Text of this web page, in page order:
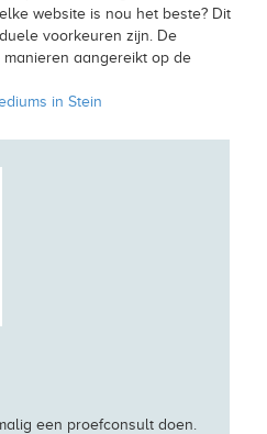
website is nou het beste? Dit
voorkeuren zijn. De
aangereikt op de
in Stein
een proefconsult doen.